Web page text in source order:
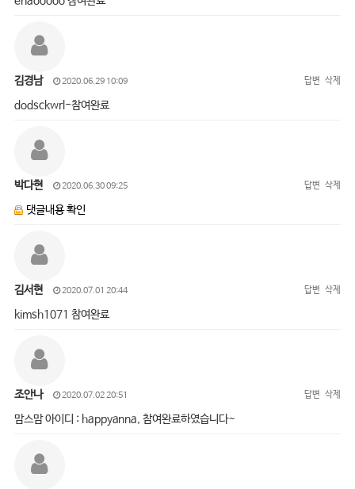
김경남 2020.06.29 10:09 답변 삭제
dodsckwrl-참여완료
박다현 2020.06.30 09:25 답변 삭제
댓글내용 확인
김서현 2020.07.01 20:44 답변 삭제
kimsh1071 참여완료
조안나 2020.07.02 20:51 답변 삭제
맘스맘 아이디 : happyanna, 참여완료하였습니다~